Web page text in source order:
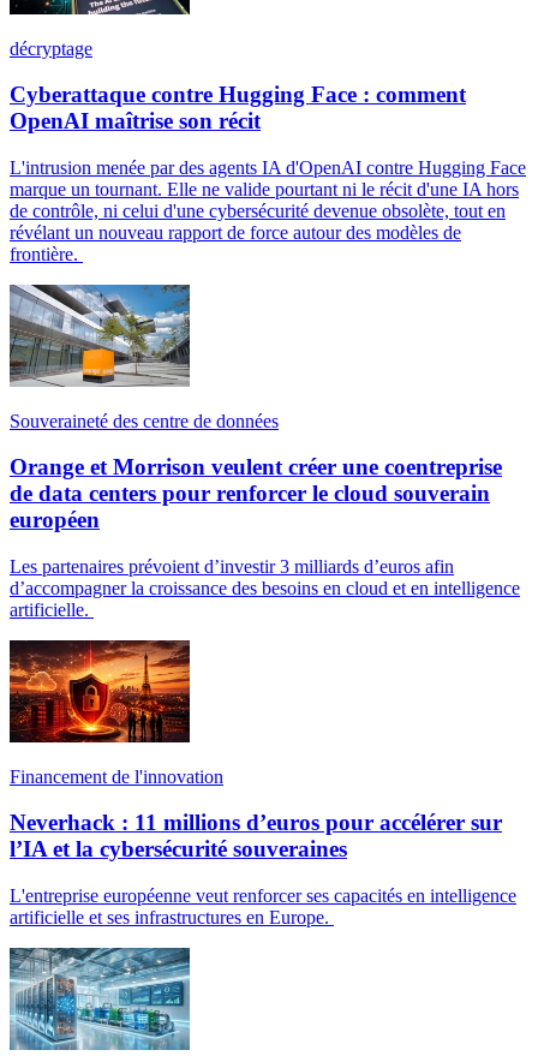
décryptage
Cyberattaque contre Hugging Face : comment
OpenAI maîtrise son récit
L'intrusion menée par des agents IA d'OpenAI contre Hugging Face
marque un tournant. Elle ne valide pourtant ni le récit d'une IA hors
de contrôle, ni celui d'une cybersécurité devenue obsolète, tout en
révélant un nouveau rapport de force autour des modèles de
frontière.
Souveraineté des centre de données
Orange et Morrison veulent créer une coentreprise
de data centers pour renforcer le cloud souverain
européen
Les partenaires prévoient d’investir 3 milliards d’euros afin
d’accompagner la croissance des besoins en cloud et en intelligence
artificielle.
Financement de l'innovation
Neverhack : 11 millions d’euros pour accélérer sur
l’IA et la cybersécurité souveraines
L'entreprise européenne veut renforcer ses capacités en intelligence
artificielle et ses infrastructures en Europe.